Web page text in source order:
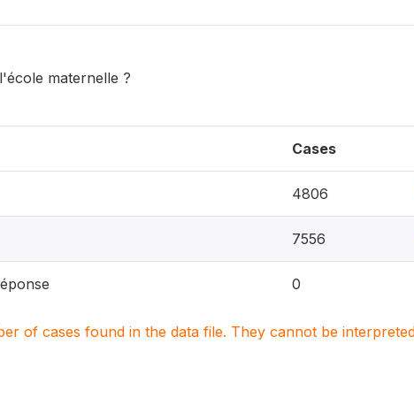
maternelle ?
Cases
4806
7556
0
of cases found in the data file. They cannot be